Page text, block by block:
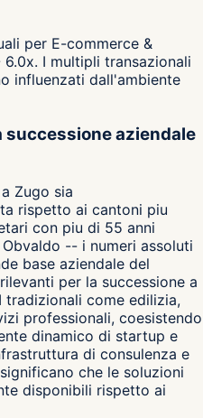
per E-commerce &
I multipli transazionali
influenzati dall'ambiente
successione aziendale
Zugo sia
rispetto ai cantoni piu
con piu di 55 anni
-- i numeri assoluti
base aziendale del
per la successione a
come edilizia,
professionali, coesistendo
dinamico di startup e
di consulenza e
che le soluzioni
disponibili rispetto ai